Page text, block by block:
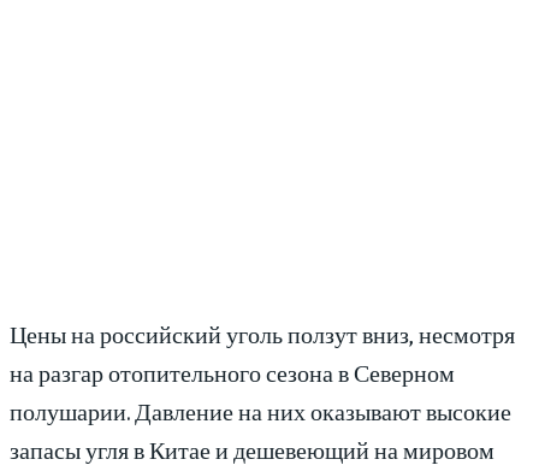
Цены на российский уголь ползут вниз, несмотря
на разгар отопительного сезона в Северном
полушарии. Давление на них оказывают высокие
запасы угля в Китае и дешевеющий на мировом